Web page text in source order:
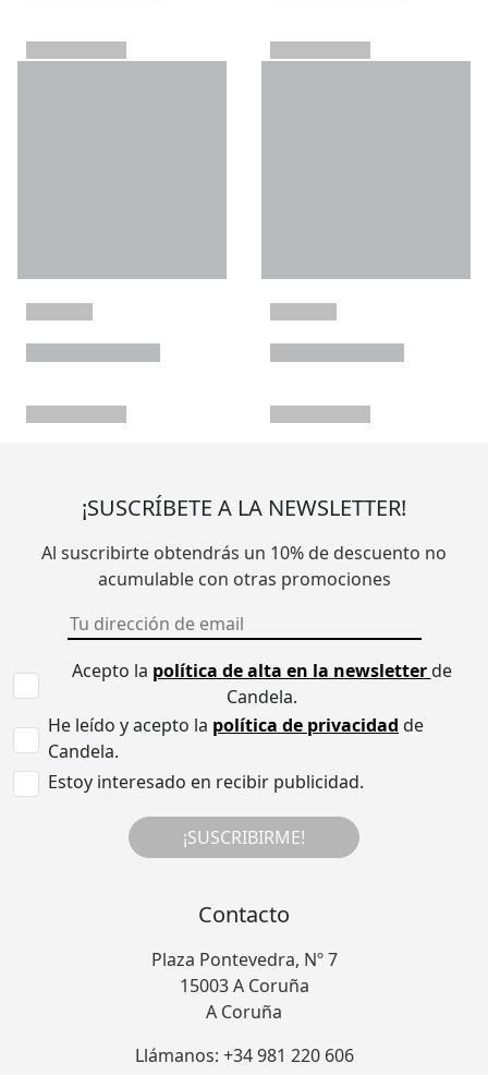
¡SUSCRÍBETE A LA NEWSLETTER!
Al suscribirte obtendrás un 10% de descuento no
acumulable con otras promociones
Acepto la política de alta en la newsletterde
Candela.
He leído y acepto la política de privacidad de
Candela.
Estoy interesado en recibir publicidad.
¡SUSCRIBIRME!
Contacto
Plaza Pontevedra, Nº 7
15003 A Coruña
A Coruña
Llámanos: +34 981 220 606